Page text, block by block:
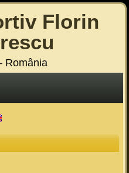
Florin
România